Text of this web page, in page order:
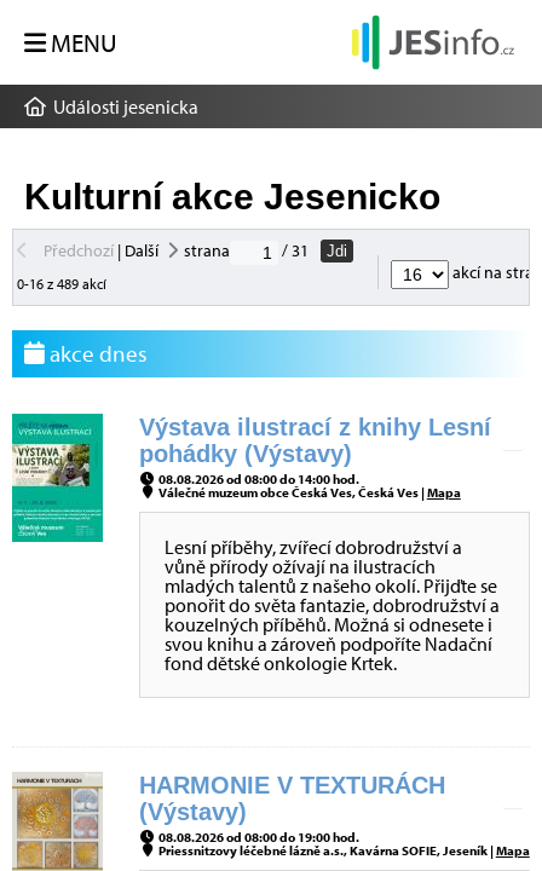
MENU
Události jesenicka
Kulturní akce Jesenicko
Předchozí| Další strana / 31
Jdi
0-16 z 489 akcí
akcí na
akce dnes
Výstava ilustrací z knihy Lesní
pohádky (Výstavy)
08.08.2026 od 08:00 do 14:00 hod.
Válečné muzeum obce Česká Ves, Česká Ves |Mapa
Lesní příběhy, zvířecí dobrodružství a
vůně přírody ožívají na ilustracích
mladých talentů z našeho okolí. Přijďte se
ponořit do světa fantazie, dobrodružství a
kouzelných příběhů. Možná si odnesete i
svou knihu a zároveň podpoříte Nadační
fond dětské onkologie Krtek.
HARMONIE V TEXTURÁCH
(Výstavy)
08.08.2026 od 08:00 do 19:00 hod.
Priessnitzovy léčebné lázně a.s., Kavárna SOFIE, Jeseník |Mapa